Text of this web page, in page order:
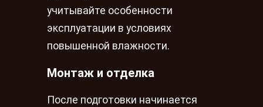
учитывайте особенности
эксплуатации в условиях
повышенной влажности.
Монтаж и отделка
После подготовки начинается